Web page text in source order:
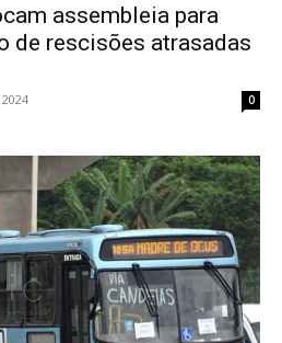
assembleia para
de rescisões atrasadas
0